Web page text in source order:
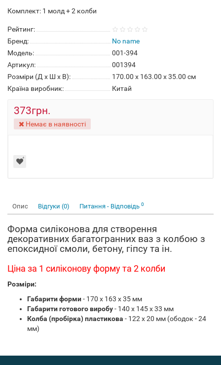
Комплект: 1 молд + 2 колби
Рейтинг:
Бренд:
No name
Модель:
001-394
Артикул:
001394
Розміри (Д x Ш x В):
170.00 x 163.00 x 35.00 см
Країна виробник:
Китай
373грн.
Немає в наявності
Опис Відгуки (0) Питання - Відповідь 0
Форма силіконова для створення
декоративних багатогранних ваз з колбою з
епоксидної смоли, бетону, гіпсу та ін.
Ціна за 1 силіконову форму та 2 колби
Розміри:
Габарити форми- 170 х 163 х 35 мм
Габарити готового виробу- 140 х 145 х 33 мм
Колба (пробірка) пластикова - 122 х 20 мм (ободок - 24
мм)